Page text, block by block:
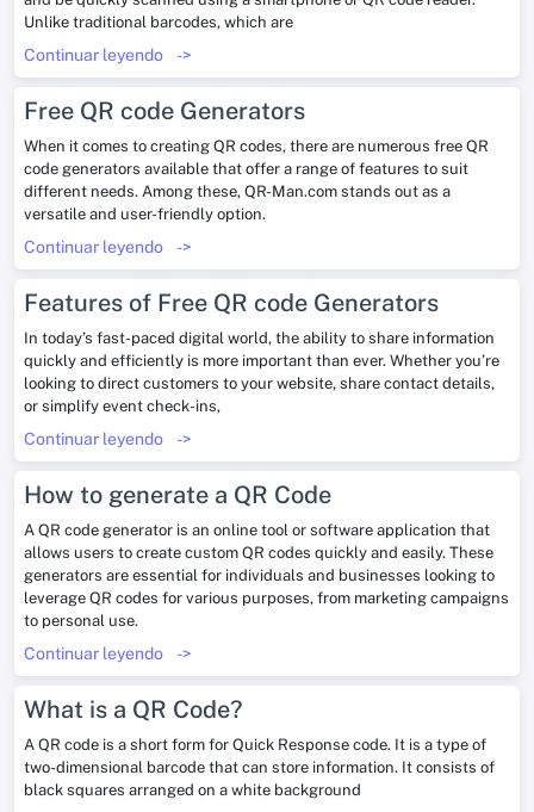
Unlike traditional barcodes, which are
Continuar leyendo ->
Free QR code Generators
When it comes to creating QR codes, there are numerous free QR
code generators available that offer a range of features to suit
different needs. Among these, QR-Man.com stands out as a
versatile and user-friendly option.
Continuar leyendo ->
Features of Free QR code Generators
In today’s fast-paced digital world, the ability to share information
quickly and efficiently is more important than ever. Whether you’re
looking to direct customers to your website, share contact details,
or simplify event check-ins,
Continuar leyendo ->
How to generate a QR Code
A QR code generator is an online tool or software application that
allows users to create custom QR codes quickly and easily. These
generators are essential for individuals and businesses looking to
leverage QR codes for various purposes, from marketing campaigns
to personal use.
Continuar leyendo ->
What is a QR Code?
A QR code is a short form for Quick Response code. It is a type of
two-dimensional barcode that can store information. It consists of
black squares arranged on a white background